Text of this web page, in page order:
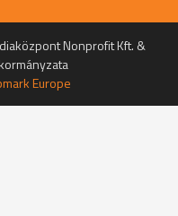
Nonprofit Kft. &
Europe